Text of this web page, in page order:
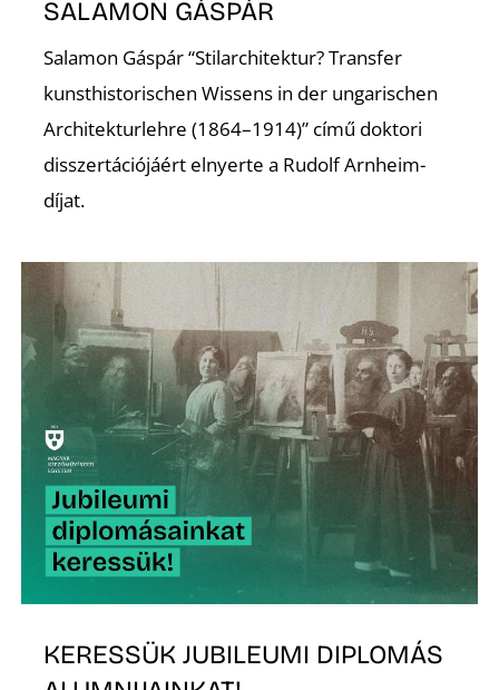
SALAMON GÁSPÁR
Salamon Gáspár “Stilarchitektur? Transfer
kunsthistorischen Wissens in der ungarischen
Architekturlehre (1864–1914)” című doktori
disszertációjáért elnyerte a Rudolf Arnheim-
díjat.
KERESSÜK JUBILEUMI DIPLOMÁS